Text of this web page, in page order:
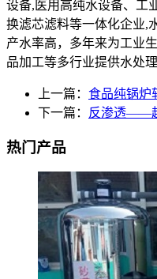
设备,医用高纯水设备、工
换滤芯滤料等一体化企业,
产水率高，多年来为工业
品加工等多行业提供水处
上一篇： 食品纯锅炉
下一篇：
反渗透——
热门产品